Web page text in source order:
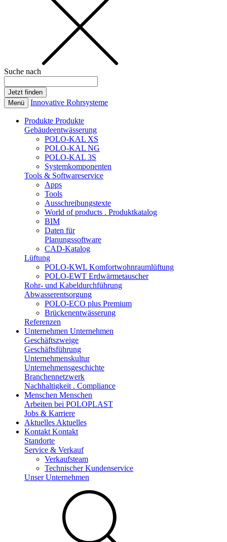
Suche nach
Menü Innovative Rohrsysteme
Produkte Produkte
Gebäudeentwässerung
POLO-KAL XS
POLO-KAL NG
POLO-KAL 3S
Systemkomponenten
Tools & Softwareservice
Apps
Tools
Ausschreibungstexte
World of products . Produktkatalog
BIM
Daten für
Planungssoftware
CAD-Katalog
Lüftung
POLO-KWL Komfortwohnraumlüftung
POLO-EWT Erdwärmetauscher
Rohr- und Kabeldurchführung
Abwasserentsorgung
POLO-ECO plus Premium
Brückenentwässerung
Referenzen
Unternehmen Unternehmen
Geschäftszweige
Geschäftsführung
Unternehmenskultur
Unternehmensgeschichte
Branchennetzwerk
Nachhaltigkeit . Compliance
Menschen Menschen
Arbeiten bei POLOPLAST
Jobs & Karriere
Aktuelles Aktuelles
Kontakt Kontakt
Standorte
Service & Verkauf
Verkaufsteam
Technischer Kundenservice
Unser Unternehmen